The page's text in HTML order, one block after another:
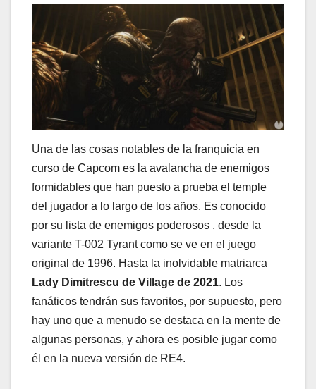
Una de las cosas notables de la franquicia en
curso de Capcom es la avalancha de enemigos
formidables que han puesto a prueba el temple
del jugador a lo largo de los años. Es conocido
por su lista de enemigos poderosos , desde la
variante T-002 Tyrant como se ve en el juego
original de 1996. Hasta la inolvidable matriarca
Lady Dimitrescu de Village de 2021. Los
fanáticos tendrán sus favoritos, por supuesto, pero
hay uno que a menudo se destaca en la mente de
algunas personas, y ahora es posible jugar como
él en la nueva versión de RE4.